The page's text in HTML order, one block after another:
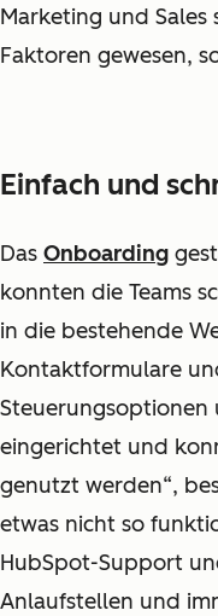
Marketing und
Faktoren gewesen,
Einfach und
Das Onboarding
konnten die Teams
in die bestehende
Kontaktformulare
Steuerungsoptionen
eingerichtet und
genutzt werden“,
etwas nicht so
HubSpot-Support
Anlaufstellen und